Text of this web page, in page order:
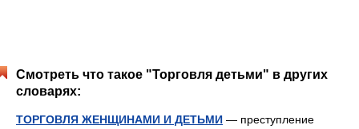
Смотреть что такое "Торговля детьми" в других
словарях:
ТОРГОВЛЯ ЖЕНЩИНАМИ И ДЕТЬМИ — преступление